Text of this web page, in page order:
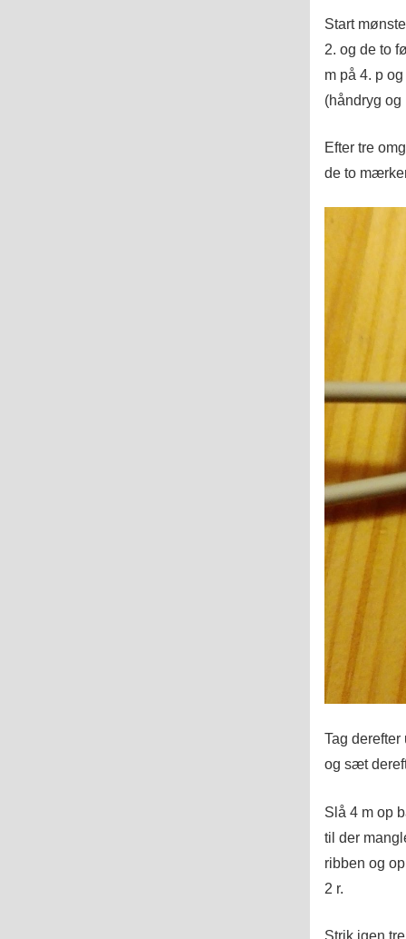
Start
2. og de to
m på 4. p
(håndryg
Efter tre
de to
Tag
og sæt
Slå 4 m op
til der
ribben og
2 r.
Strik igen